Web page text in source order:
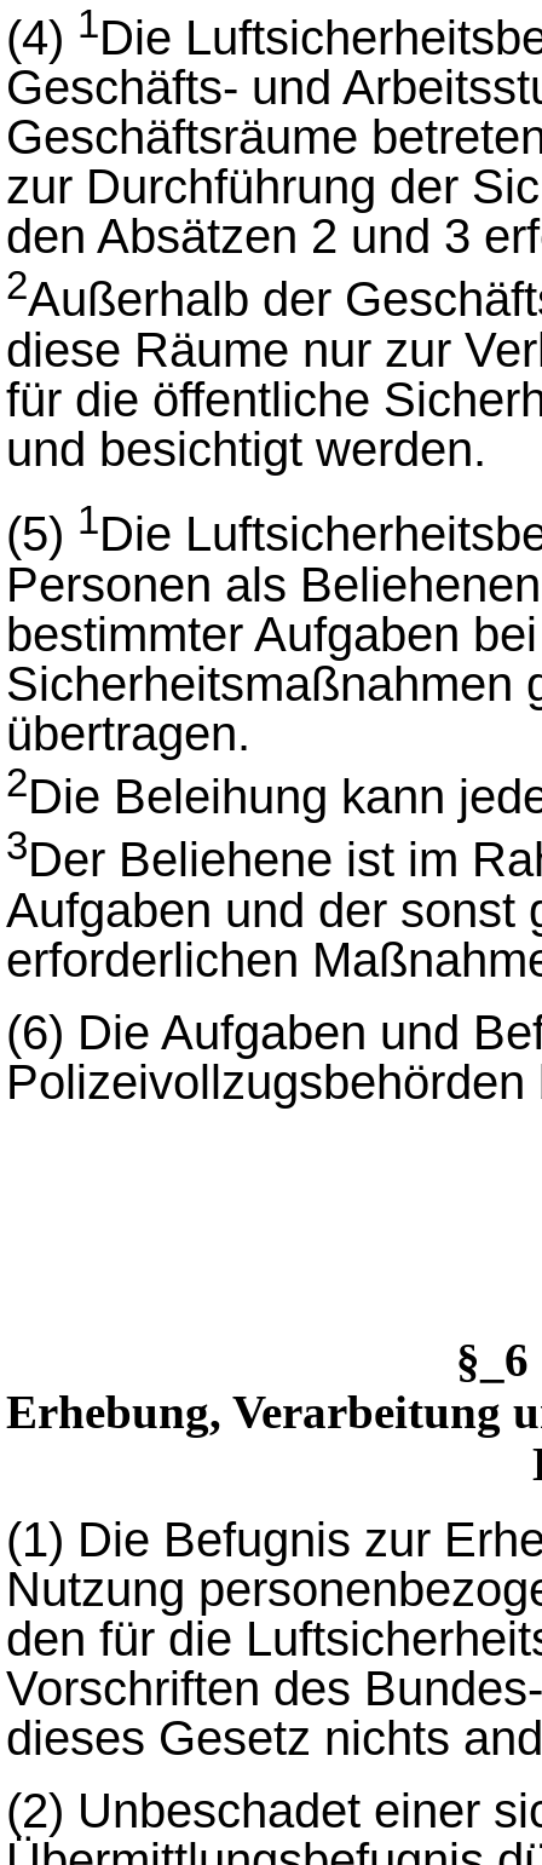
(4) 1Die
Geschäfts- und
Geschäftsräume
zur Durchführung der
den Absätzen 2 und 3
2Außerhalb der
diese Räume nur zur
für die öffentliche
und besichtigt werden.
(5) 1Die
Personen als
bestimmter Aufgaben
Sicherheitsmaßnahmen
übertragen.
2Die Beleihung kann
3Der Beliehene ist im
Aufgaben und der sonst
erforderlichen
(6) Die Aufgaben und
Erhebung, Verarbeitung
(1) Die Befugnis zur
Nutzung
den für die
Vorschriften des
dieses Gesetz nichts
(2) Unbeschadet einer